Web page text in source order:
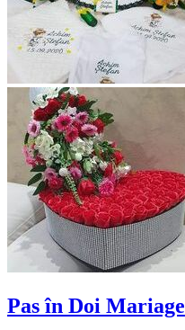
Pas în Doi Mariage